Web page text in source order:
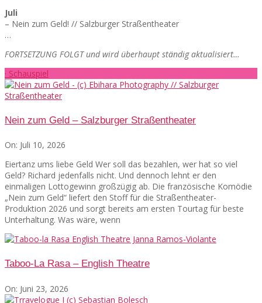
Juli
– Nein zum Geld! // Salzburger Straßentheater
…
FORTSETZUNG FOLGT und wird überhaupt ständig aktualisiert…
· Schauspiel
Nein zum Geld – Salzburger Straßentheater
On: Juli 10, 2026
Eiertanz ums liebe Geld Wer soll das bezahlen, wer hat so viel
Geld? Richard jedenfalls nicht. Und dennoch lehnt er den
einmaligen Lottogewinn großzügig ab. Die französische Komödie
„Nein zum Geld“ liefert den Stoff für die Straßentheater-
Produktion 2026 und sorgt bereits am ersten Tourtag für beste
Unterhaltung. Was wäre, wenn
Taboo-La Rasa – English Theatre
On: Juni 23, 2026